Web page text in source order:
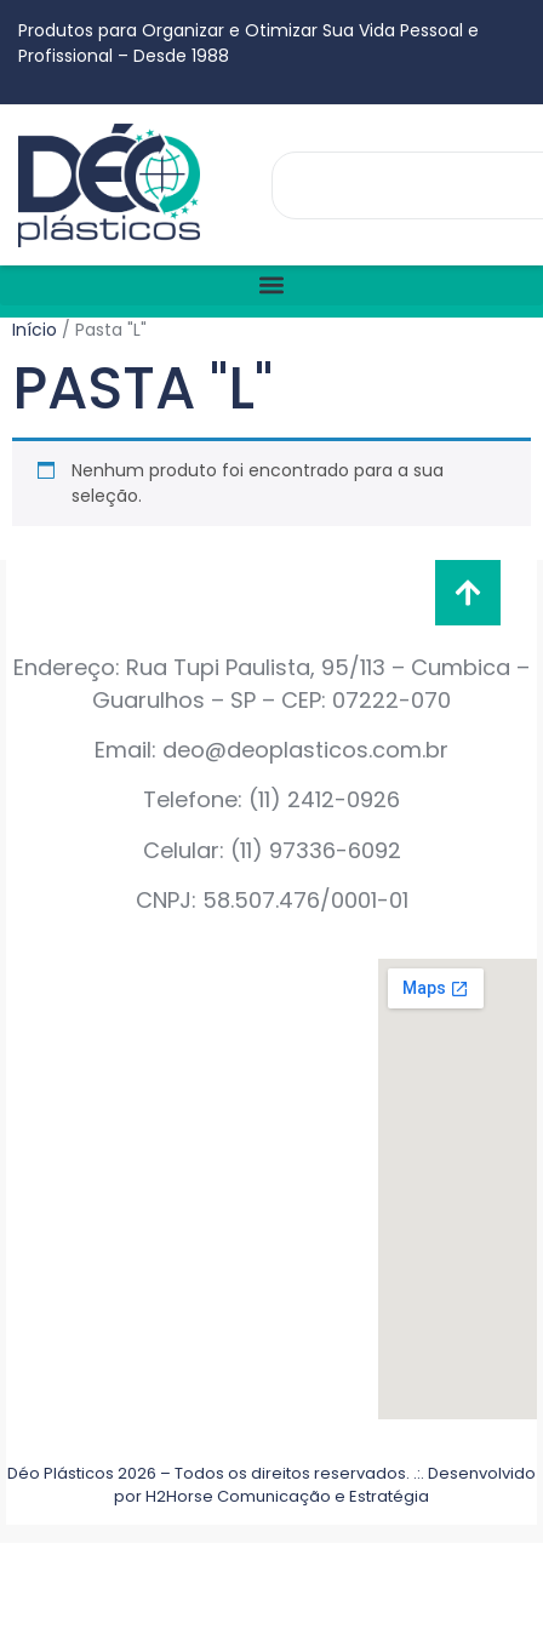
Produtos para Organizar e Otimizar Sua Vida Pessoal e
Profissional – Desde 1988
Início / Pasta "L"
PASTA "L"
Nenhum produto foi encontrado para a sua
seleção.
Endereço: Rua Tupi Paulista, 95/113 – Cumbica –
Guarulhos – SP – CEP: 07222-070
Email: deo@deoplasticos.com.br
Telefone: (11) 2412-0926
Celular: (11) 97336-6092
CNPJ: 58.507.476/0001-01
Déo Plásticos 2026 – Todos os direitos reservados. .:. Desenvolvido
porH2Horse Comunicação e Estratégia